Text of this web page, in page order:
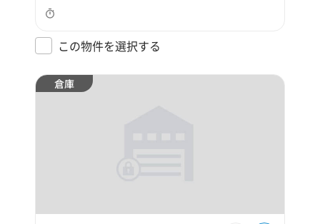
この物件を選択する
倉庫